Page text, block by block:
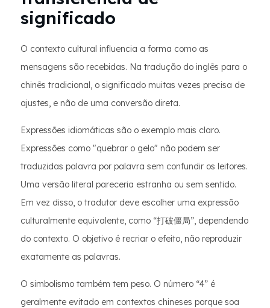
significado
O contexto cultural influencia a forma como as
mensagens são recebidas. Na tradução do inglês para o
chinês tradicional, o significado muitas vezes precisa de
ajustes, e não de uma conversão direta.
Expressões idiomáticas são o exemplo mais claro.
Expressões como "quebrar o gelo" não podem ser
traduzidas palavra por palavra sem confundir os leitores.
Uma versão literal pareceria estranha ou sem sentido.
Em vez disso, o tradutor deve escolher uma expressão
culturalmente equivalente, como “打破僵局”, dependendo
do contexto. O objetivo é recriar o efeito, não reproduzir
exatamente as palavras.
O simbolismo também tem peso. O número “4” é
geralmente evitado em contextos chineses porque soa